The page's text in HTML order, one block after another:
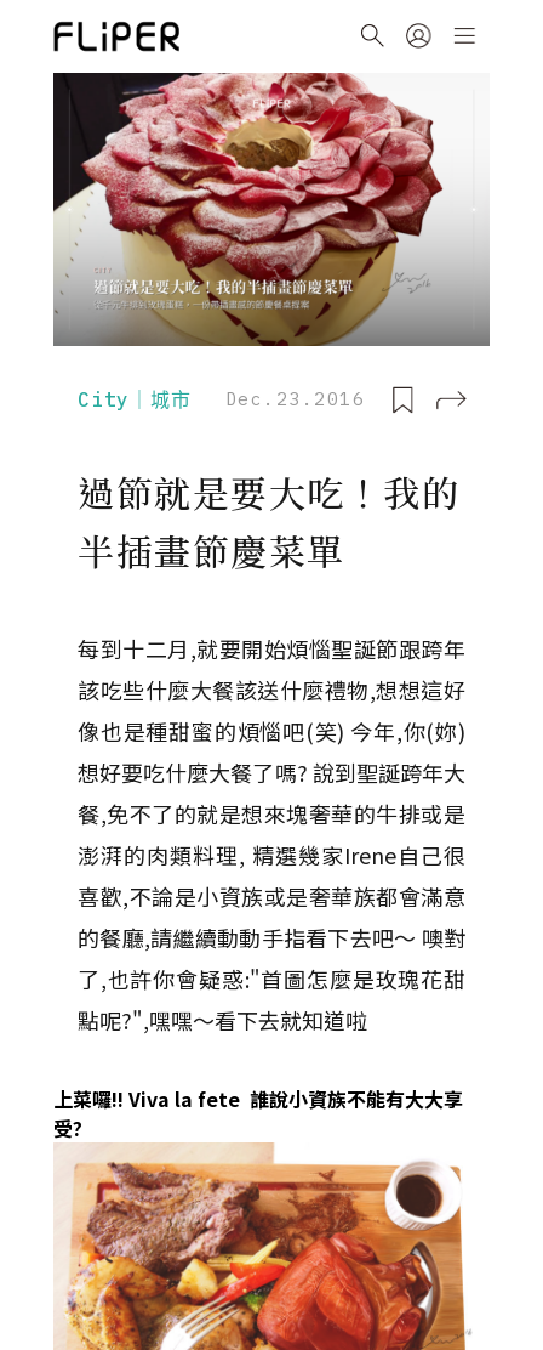
City｜城市 Dec.23.2016
過節就是要大吃！我的
半插畫節慶菜單
每到十二月,就要開始煩惱聖誕節跟跨年
該吃些什麼大餐該送什麼禮物,想想這好
像也是種甜蜜的煩惱吧(笑) 今年,你(妳)
想好要吃什麼大餐了嗎? 說到聖誕跨年大
餐,免不了的就是想來塊奢華的牛排或是
澎湃的肉類料理, 精選幾家Irene自己很
喜歡,不論是小資族或是奢華族都會滿意
的餐廳,請繼續動動手指看下去吧～ 噢對
了,也許你會疑惑:"首圖怎麼是玫瑰花甜
點呢?",嘿嘿～看下去就知道啦
上菜囉!! Viva la fete 誰說小資族不能有大大享
受?